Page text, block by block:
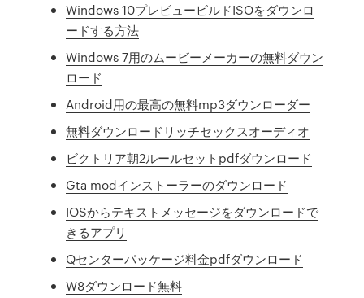
Windows 10プレビュービルドISOをダウンロ
ードする方法
Windows 7用のムービーメーカーの無料ダウン
ロード
Android用の最高の無料mp3ダウンローダー
無料ダウンロードリッチセックスオーディオ
ビクトリア朝2ルールセットpdfダウンロード
Gta modインストーラーのダウンロード
IOSからテキストメッセージをダウンロードで
きるアプリ
Qセンターパッケージ料金pdfダウンロード
W8ダウンロード無料